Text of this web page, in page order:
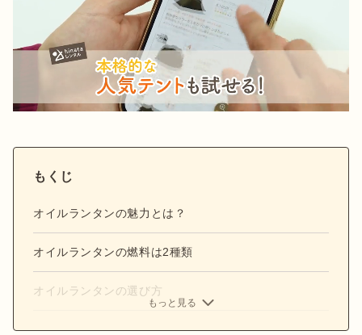
もくじ
オイルランタンの魅力とは？
オイルランタンの燃料は2種類
オイルランタンの選び方
もっと見る